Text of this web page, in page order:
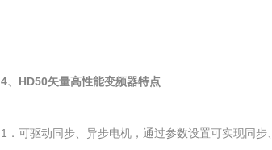
4、 HD50矢量高性能变频器特点
1．可驱动同步、异步电机，通过参数设置可实现同步